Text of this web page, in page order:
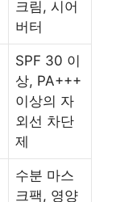
크림, 시어
버터
SPF 30 이
상, PA+++
이상의 자
외선 차단
제
수분 마스
크팩, 영양